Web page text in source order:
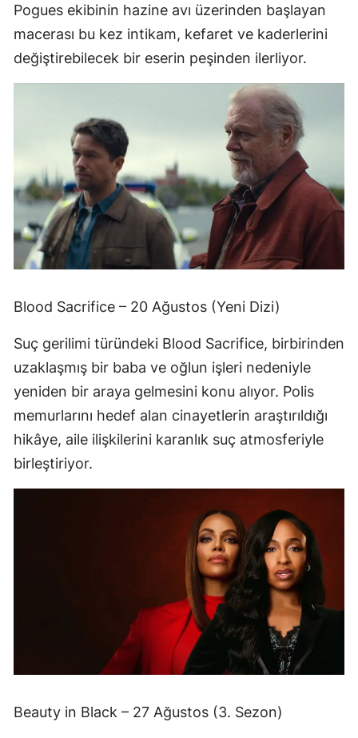
Pogues ekibinin hazine avı üzerinden başlayan
macerası bu kez intikam, kefaret ve kaderlerini
değiştirebilecek bir eserin peşinden ilerliyor.
Blood Sacrifice – 20 Ağustos (Yeni Dizi)
Suç gerilimi türündeki Blood Sacrifice, birbirinden
uzaklaşmış bir baba ve oğlun işleri nedeniyle
yeniden bir araya gelmesini konu alıyor. Polis
memurlarını hedef alan cinayetlerin araştırıldığı
hikâye, aile ilişkilerini karanlık suç atmosferiyle
birleştiriyor.
Beauty in Black – 27 Ağustos (3. Sezon)